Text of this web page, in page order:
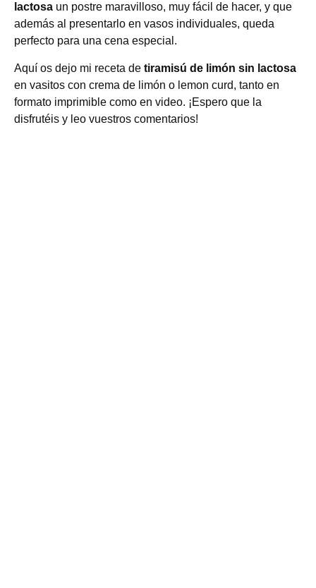
lactosa un postre maravilloso, muy fácil de hacer, y que
además al presentarlo en vasos individuales, queda
perfecto para una cena especial.
Aquí os dejo mi receta de tiramisú de limón sin lactosa
en vasitos con crema de limón o lemon curd, tanto en
formato imprimible como en video. ¡Espero que la
disfrutéis y leo vuestros comentarios!